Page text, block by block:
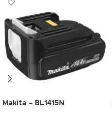
Makita – BL1415N